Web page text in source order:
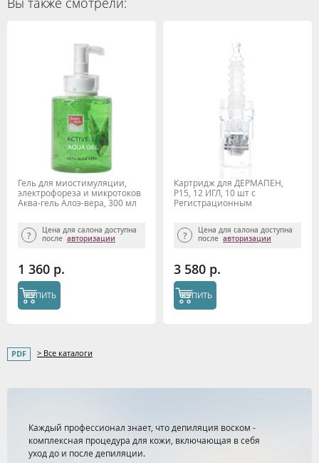
Гель для миостимуляции,
электрофореза и микротоков
Аква-гель Алоэ-вера, 300 мл
Цена для салона доступна
после авторизации
1 360 р.
КУПИТЬ
Картридж для ДЕРМАПЕН,
P15, 12 ИГЛ, 10 шт с
Регистрационным
Цена для салона доступна
после авторизации
3 580 р.
КУПИТЬ
> Все каталоги
Каждый профессионал знает, что депиляция воском -
комплексная процедура для кожи, включающая в себя
уход до и после депиляции.